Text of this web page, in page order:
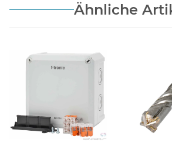
Ähnliche